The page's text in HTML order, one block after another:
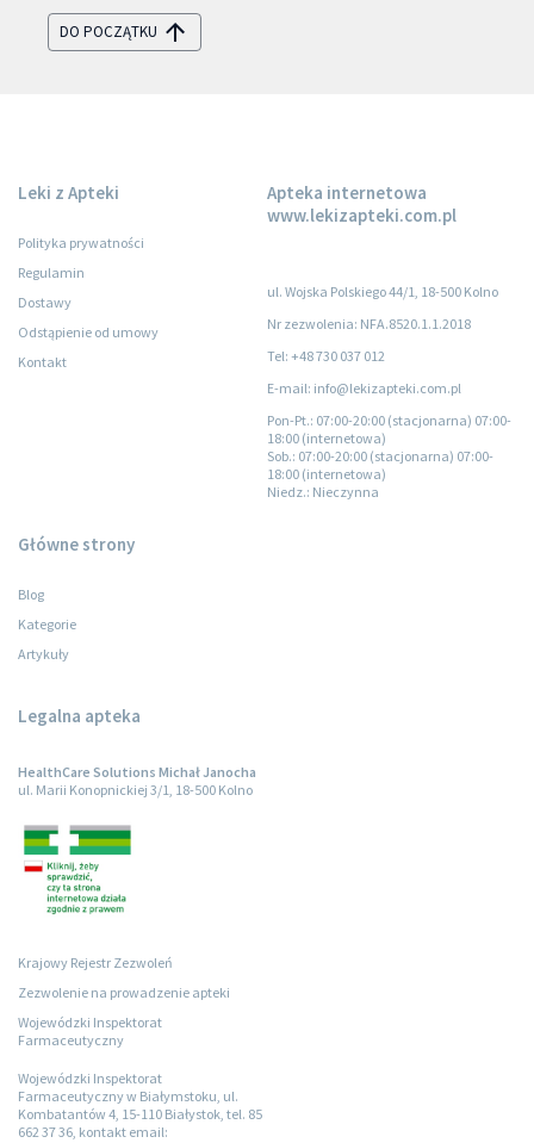
DO POCZĄTKU
Leki z Apteki
Polityka prywatności
Regulamin
Dostawy
Odstąpienie od umowy
Kontakt
Apteka internetowa
www.lekizapteki.com.pl
ul. Wojska Polskiego 44/1, 18-500 Kolno
Nr zezwolenia: NFA.8520.1.1.2018
Tel: +48 730 037 012
E-mail: info@lekizapteki.com.pl
Pon-Pt.: 07:00-20:00 (stacjonarna) 07:00-
18:00 (internetowa)
Sob.: 07:00-20:00 (stacjonarna) 07:00-
18:00 (internetowa)
Niedz.: Nieczynna
Główne strony
Blog
Kategorie
Artykuły
Legalna apteka
HealthCare Solutions Michał Janocha
ul. Marii Konopnickiej 3/1, 18-500 Kolno
Krajowy Rejestr Zezwoleń
Zezwolenie na prowadzenie apteki
Wojewódzki Inspektorat
Farmaceutyczny
Wojewódzki Inspektorat
Farmaceutyczny w Białymstoku, ul.
Kombatantów 4, 15-110 Białystok, tel. 85
662 37 36, kontakt email: